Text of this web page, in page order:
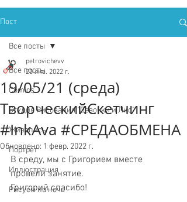
Пост
Все посты
Comics
Студия Рисования "Девочки и Лис"
Живопись
Портрет
Иллюстрация
Рисуем на ночь
Все посты
19/05/21 (среда)
ТворческийСкетчинг
#InkAva #СРЕДАОБМЕНА
petrovichevv
20 янв. 2022 г.
Обновлено: 1 февр. 2022 г.
В среду, мы с Григорием вместе
провели занятие.
Григорий спасибо!